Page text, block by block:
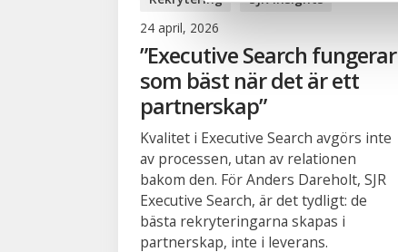
24 april, 2026
”Executive Search fungerar
som bäst när det är ett
partnerskap”
Kvalitet i Executive Search avgörs inte
av processen, utan av relationen
bakom den. För Anders Dareholt, SJR
Executive Search, är det tydligt: de
bästa rekryteringarna skapas i
partnerskap, inte i leverans.